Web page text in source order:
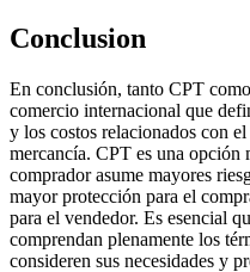
Conclusion
En conclusión, tanto CPT
comercio internacional que
y los costos relacionados con
mercancía. CPT es una opción
comprador asume mayores
mayor protección para el
para el vendedor. Es esencial
comprendan plenamente los
consideren sus necesidades y